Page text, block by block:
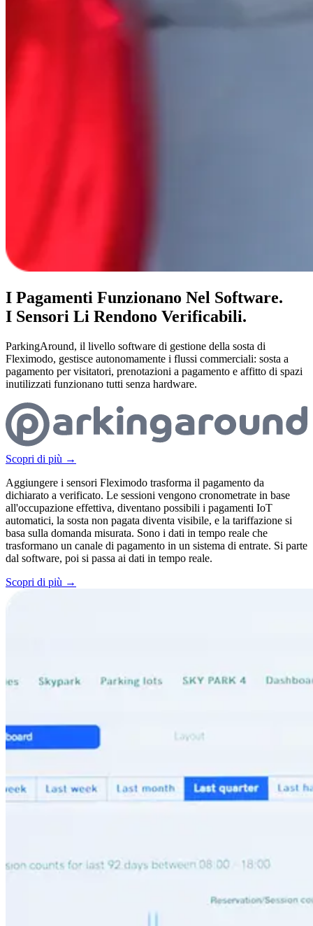
I Pagamenti Funzionano Nel Software.
I Sensori Li Rendono Verificabili.
ParkingAround, il livello software di gestione della sosta di
Fleximodo, gestisce autonomamente i flussi commerciali: sosta a
pagamento per visitatori, prenotazioni a pagamento e affitto di spazi
inutilizzati funzionano tutti senza hardware.
Scopri di più →
Aggiungere i sensori Fleximodo trasforma il pagamento da
dichiarato a verificato. Le sessioni vengono cronometrate in base
all'occupazione effettiva, diventano possibili i pagamenti IoT
automatici, la sosta non pagata diventa visibile, e la tariffazione si
basa sulla domanda misurata. Sono i dati in tempo reale che
trasformano un canale di pagamento in un sistema di entrate. Si parte
dal software, poi si passa ai dati in tempo reale.
Scopri di più →